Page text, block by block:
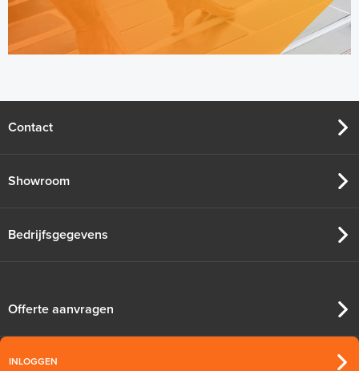
Spuitbus, 500ml
Contact
Showroom
Bedrijfsgegevens
Offerte aanvragen
INLOGGEN